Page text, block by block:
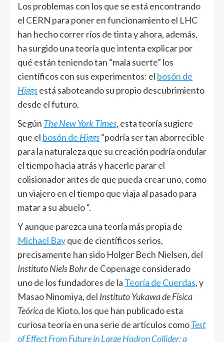
Los problemas con los que se está encontrando
el CERN para poner en funcionamiento el LHC
han hecho correr ríos de tinta y ahora, además,
ha surgido una teoría que intenta explicar por
qué están teniendo tan “mala suerte” los
científicos con sus experimentos: el bosón de
Higgsestá saboteando su propio descubrimiento
desde el futuro.
Según The New York Times, esta teoría sugiere
que el bosón de Higgs“podría ser tan aborrecible
para la naturaleza que su creación podría ondular
el tiempo hacia atrás y hacerle parar el
colisionador antes de que pueda crear uno, como
un viajero en el tiempo que viaja al pasado para
matar a su abuelo “.
Y aunque parezca una teoría más propia de
Michael Bayque de científicos serios,
precisamente han sido Holger Bech Nielsen, del
Instituto Niels Bohrde Copenage considerado
uno de los fundadores de la Teoría de Cuerdas, y
Masao Ninomiya, del Instituto Yukawa de Física
Teóricade Kioto, los que han publicado esta
curiosa teoría en una serie de artículos comoTest
of Effect From Future in Large Hadron Collider; a